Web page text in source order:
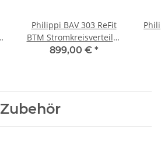
Philippi BAV 303 ReFit
BTM Stromkreisverteiler
mit BTM2
899,00 € *
Zubehör